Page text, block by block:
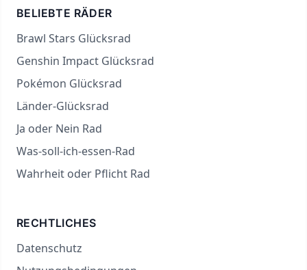
BELIEBTE RÄDER
Brawl Stars Glücksrad
Genshin Impact Glücksrad
Pokémon Glücksrad
Länder-Glücksrad
Ja oder Nein Rad
Was-soll-ich-essen-Rad
Wahrheit oder Pflicht Rad
RECHTLICHES
Datenschutz